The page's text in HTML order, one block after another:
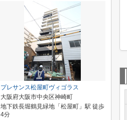
プレサンス松屋町ヴィゴラス
大阪府大阪市中央区神崎町
地下鉄長堀鶴見緑地「松屋町」駅 徒歩
4分